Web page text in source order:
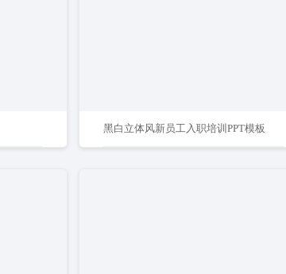
黑白立体风新员工入职培训PPT模板